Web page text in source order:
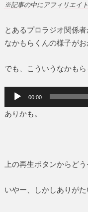
※記事の中にアフィリエイ
とあるプロラジオ関係
なかもらくんの様子が
でも、こういうなかもら
プ
ー
00:00
ありかも。
上の再生ボタンからどう
いやー、しかしありがた